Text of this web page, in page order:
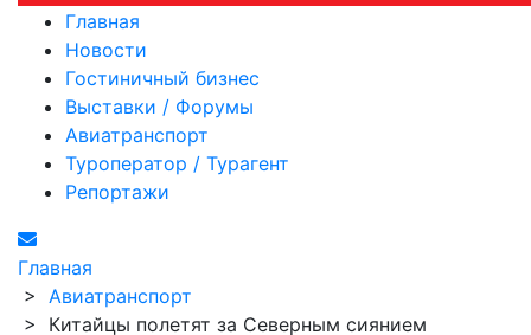
Главная
Новости
Гостиничный бизнес
Выставки / Форумы
Авиатранспорт
Туроператор / Турагент
Репортажи
Главная
> Авиатранспорт
> Китайцы полетят за Северным сиянием